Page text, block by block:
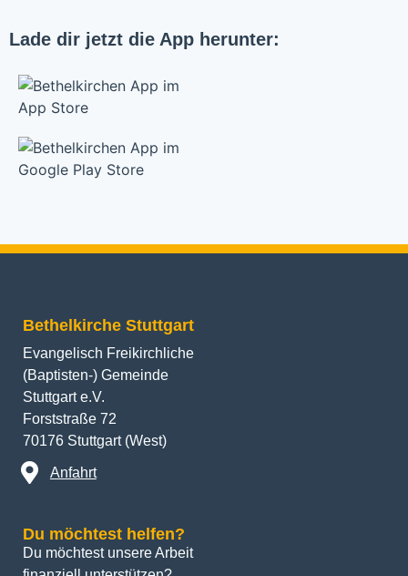
Lade dir jetzt die App herunter:
Bethelkirche Stuttgart
Evangelisch Freikirchliche
(Baptisten-) Gemeinde
Stuttgart e.V.
Forststraße 72
70176 Stuttgart (West)
Anfahrt
Du möchtest helfen?
Du möchtest unsere Arbeit